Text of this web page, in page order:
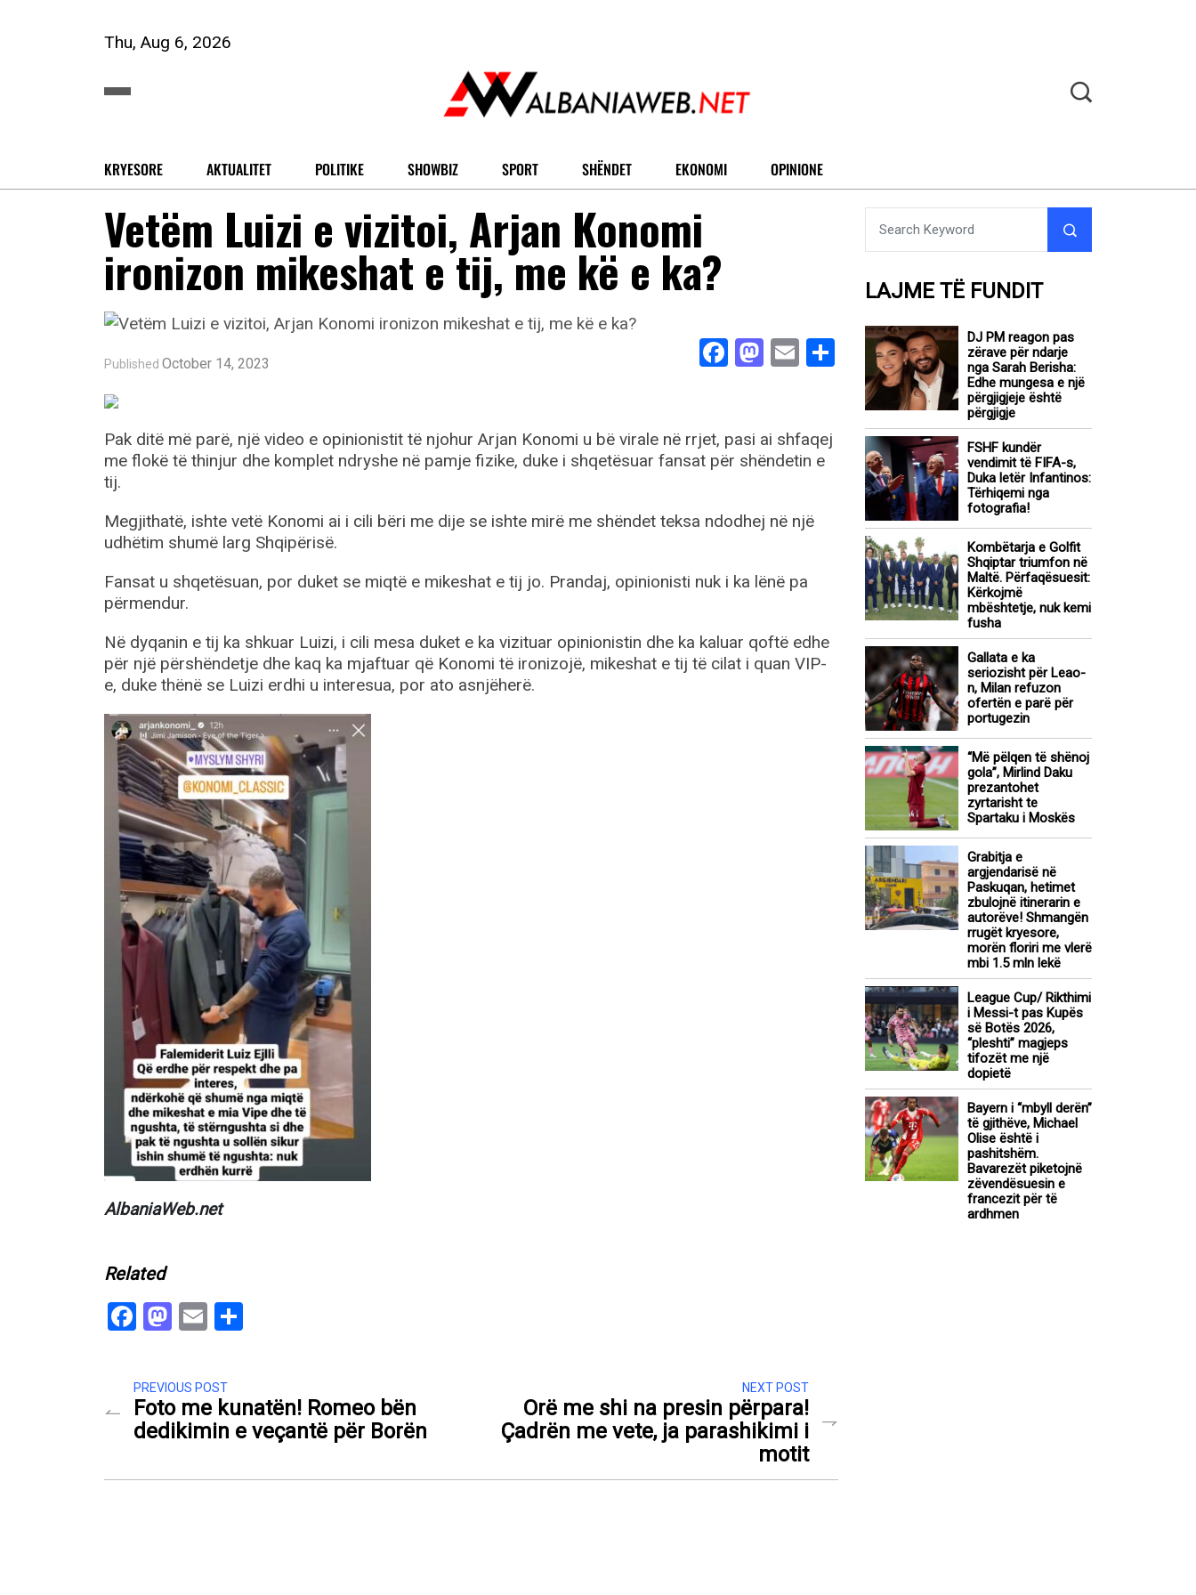
Thu, Aug 6, 2026
KRYESORE AKTUALITET POLITIKE SHOWBIZ SPORT SHËNDET EKONOMI OPINIONE
Vetëm Luizi e vizitoi, Arjan Konomi
ironizon mikeshat e tij, me kë e ka?
Published October 14, 2023 Facebook
Mastodon
EmailShare
Pak ditë më parë, një video e opinionistit të njohur Arjan Konomi u bë virale në rrjet, pasi ai shfaqej
me flokë të thinjur dhe komplet ndryshe në pamje fizike, duke i shqetësuar fansat për shëndetin e
tij.
Megjithatë, ishte vetë Konomi ai i cili bëri me dije se ishte mirë me shëndet teksa ndodhej në një
udhëtim shumë larg Shqipërisë.
Fansat u shqetësuan, por duket se miqtë e mikeshat e tij jo. Prandaj, opinionisti nuk i ka lënë pa
përmendur.
Në dyqanin e tij ka shkuar Luizi, i cili mesa duket e ka vizituar opinionistin dhe ka kaluar qoftë edhe
për një përshëndetje dhe kaq ka mjaftuar që Konomi të ironizojë, mikeshat e tij të cilat i quan VIP-
e, duke thënë se Luizi erdhi u interesua, por ato asnjëherë.
AlbaniaWeb.net
Related
Facebook
Mastodon
Email
PREVIOUS POST
Foto me kunatën! Romeo bën
dedikimin e veçantë për Borën
NEXT POST
Orë me shi na presin përpara!
Çadrën me vete, ja parashikimi i
motit
LAJME TË FUNDIT
DJ PM reagon pas
zërave për ndarje
nga Sarah Berisha:
Edhe mungesa e një
përgjigjeje është
përgjigje
FSHF kundër
vendimit të FIFA-s,
Duka letër Infantinos:
Tërhiqemi nga
fotografia!
Kombëtarja e Golfit
Shqiptar triumfon në
Maltë. Përfaqësuesit:
Kërkojmë
mbështetje, nuk kemi
fusha
Gallata e ka
seriozisht për Leao-
n, Milan refuzon
ofertën e parë për
portugezin
“Më pëlqen të shënoj
gola”, Mirlind Daku
prezantohet
zyrtarisht te
Spartaku i Moskës
Grabitja e
argjendarisë në
Paskuqan, hetimet
zbulojnë itinerarin e
autorëve! Shmangën
rrugët kryesore,
morën floriri me vlerë
mbi 1.5 mln lekë
League Cup/ Rikthimi
i Messi-t pas Kupës
së Botës 2026,
“pleshti” magjeps
tifozët me një
dopietë
Bayern i “mbyll derën”
të gjithëve, Michael
Olise është i
pashitshëm.
Bavarezët piketojnë
zëvendësuesin e
francezit për të
ardhmen